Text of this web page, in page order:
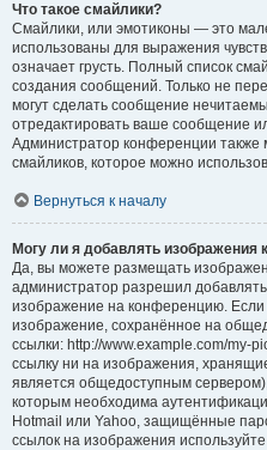
Что такое смайлики?
Смайлики, или эмотиконы — это
использованы для выражения
означает грусть. Полный список
создания сообщений. Только не
могут сделать сообщение
отредактировать ваше сообщение
Администратор конференции также
смайликов, которое можно
Вернуться к началу
Могу ли я добавлять изображения
Да, вы можете размещать
администратор разрешил
изображение на конференцию. Если
изображение, сохранённое на
ссылки: http://www.example.com/my-
ссылку ни на изображения,
является общедоступным
которым необходима
Hotmail или Yahoo, защищённые
ссылок на изображения